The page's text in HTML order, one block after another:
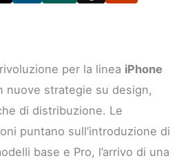
per la linea iPhone
nuove strategie su design,
di distribuzione. Le
puntano sull’introduzione di
base e Pro, l’arrivo di una